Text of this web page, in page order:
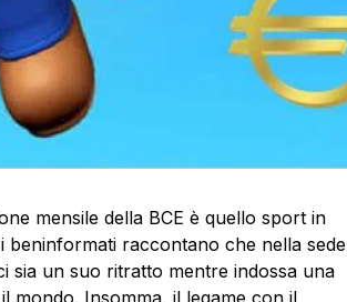
mensile della BCE è quello sport in
beninformati raccontano che nella sede
sia un suo ritratto mentre indossa una
mondo. Insomma, il legame con il